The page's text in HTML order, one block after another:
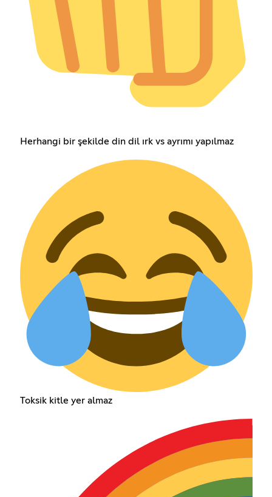
Herhangi bir şekilde din dil ırk vs ayrımı yapılmaz
Toksik kitle yer almaz